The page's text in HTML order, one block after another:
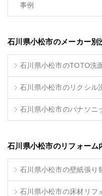
事例
石川県小松市のメーカー
石川県小松市のTOTO洗
石川県小松市のリクシル
石川県小松市のパナソニ
石川県小松市のリフォーム
石川県小松市の壁紙張り
石川県小松市の床材リフ